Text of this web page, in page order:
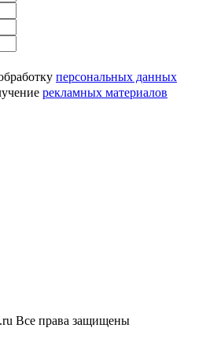
персональных данных
рекламных материалов
Все права защищены